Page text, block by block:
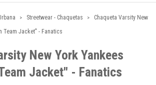
Streetwear - Chaquetas
Chaqueta Varsity New
Team Jacket" - Fanatics
New York Yankees
Jacket" - Fanatics